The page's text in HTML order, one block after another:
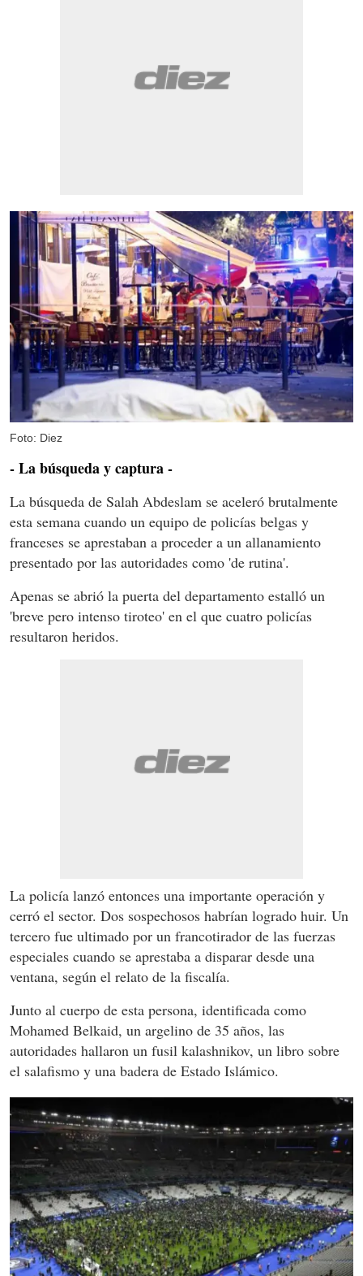
Foto: Diez
- La búsqueda y captura -
La búsqueda de Salah Abdeslam se aceleró brutalmente
esta semana cuando un equipo de policías belgas y
franceses se aprestaban a proceder a un allanamiento
presentado por las autoridades como 'de rutina'.
Apenas se abrió la puerta del departamento estalló un
'breve pero intenso tiroteo' en el que cuatro policías
resultaron heridos.
La policía lanzó entonces una importante operación y
cerró el sector. Dos sospechosos habrían logrado huir. Un
tercero fue ultimado por un francotirador de las fuerzas
especiales cuando se aprestaba a disparar desde una
ventana, según el relato de la fiscalía.
Junto al cuerpo de esta persona, identificada como
Mohamed Belkaid, un argelino de 35 años, las
autoridades hallaron un fusil kalashnikov, un libro sobre
el salafismo y una badera de Estado Islámico.